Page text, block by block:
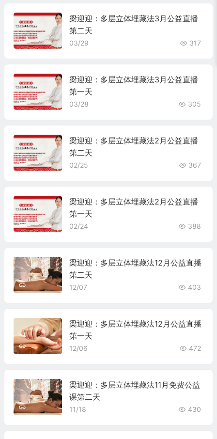
梁迎迎：多层立体埋藏法3月公益直播
第二天
03/29 317
梁迎迎：多层立体埋藏法3月公益直播
第一天
03/28 305
梁迎迎：多层立体埋藏法2月公益直播
第二天
02/25 367
梁迎迎：多层立体埋藏法2月公益直播
第一天
02/24 388
梁迎迎：多层立体埋藏法12月公益直播
第二天
12/07 403
梁迎迎：多层立体埋藏法12月公益直播
第一天
12/06 472
梁迎迎：多层立体埋藏法11月免费公益
课第二天
11/18 430